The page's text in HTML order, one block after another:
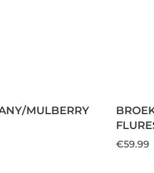
MULBERRY
€59.99